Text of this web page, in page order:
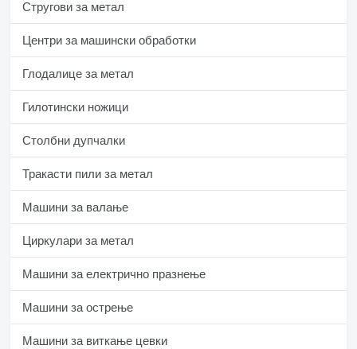
Стругови за метал
Центри за машински обработки
Глодалице за метал
Гилотински ножици
Столбни дупчалки
Тракасти пили за метал
Машини за валање
Циркулари за метал
Машини за електрично празнење
Машини за острење
Машини за виткање цевки